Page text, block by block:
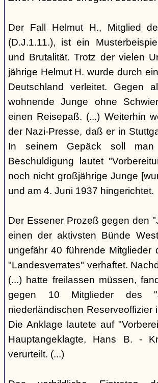
Der Fall Helmut H., Mitglied
(D.J.1.11.), ist ein
und Brutalität. Trotz der vielen
jährige Helmut H. wurde durch
Deutschland verleitet. Gegen
wohnende Junge ohne
einen Reisepaß. (...) Weiterhin
der Nazi-Presse, daß er in
In seinem Gepäck soll man
Beschuldigung lautet
noch nicht großjährige Junge
und am 4. Juni 1937 hingerichtet.
Der Essener Prozeß gegen den
einen der aktivsten Bünde
ungefähr 40 führende
"Landesverrates" verhaftet.
(...) hatte freilassen müssen,
gegen 10 Mitglieder des
niederländischen
Die Anklage lautete auf
Hauptangeklagte, Hans B. -
verurteilt. (...)